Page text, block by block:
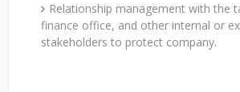
Relationship management with the
finance office, and other internal or
stakeholders to protect company.